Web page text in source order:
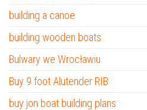
building a canoe
building wooden boats
Bulwary we Wrocławiu
Buy 9 foot Alutender RIB
buy jon boat building plans